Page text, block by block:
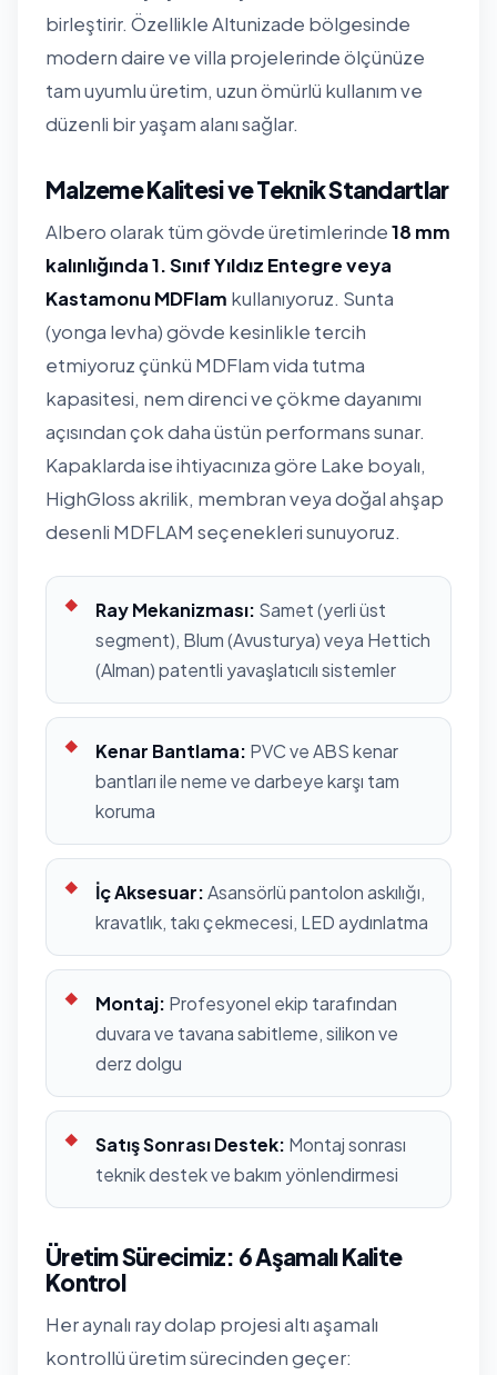
birleştirir. Özellikle Altunizade bölgesinde
modern daire ve villa projelerinde ölçünüze
tam uyumlu üretim, uzun ömürlü kullanım ve
düzenli bir yaşam alanı sağlar.
Malzeme Kalitesi ve Teknik Standartlar
Albero olarak tüm gövde üretimlerinde18 mm
kalınlığında 1. Sınıf Yıldız Entegre veya
Kastamonu MDFlam kullanıyoruz. Sunta
(yonga levha) gövde kesinlikle tercih
etmiyoruz çünkü MDFlam vida tutma
kapasitesi, nem direnci ve çökme dayanımı
açısından çok daha üstün performans sunar.
Kapaklarda ise ihtiyacınıza göre Lake boyalı,
HighGloss akrilik, membran veya doğal ahşap
desenli MDFLAM seçenekleri sunuyoruz.
Ray Mekanizması: Samet (yerli üst
segment), Blum (Avusturya) veya Hettich
(Alman) patentli yavaşlatıcılı sistemler
Kenar Bantlama: PVC ve ABS kenar
bantları ile neme ve darbeye karşı tam
koruma
İç Aksesuar:Asansörlü pantolon askılığı,
kravatlık, takı çekmecesi, LED aydınlatma
Montaj: Profesyonel ekip tarafından
duvara ve tavana sabitleme, silikon ve
derz dolgu
Satış Sonrası Destek: Montaj sonrası
teknik destek ve bakım yönlendirmesi
Üretim Sürecimiz: 6 Aşamalı Kalite
Kontrol
Her aynalı ray dolap projesi altı aşamalı
kontrollü üretim sürecinden geçer: